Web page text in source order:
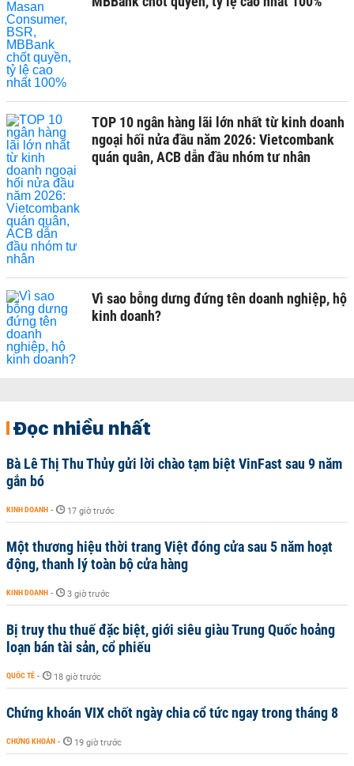
TOP 10 ngân hàng lãi lớn nhất từ kinh doanh
ngoại hối nửa đầu năm 2026: Vietcombank
quán quân, ACB dẫn đầu nhóm tư nhân
Vì sao bỗng dưng đứng tên doanh nghiệp, hộ
kinh doanh?
Đọc nhiều nhất
Bà Lê Thị Thu Thủy gửi lời chào tạm biệt VinFast sau 9 năm
gắn bó
KINH DOANH - 17 giờ trước
Một thương hiệu thời trang Việt đóng cửa sau 5 năm hoạt
động, thanh lý toàn bộ cửa hàng
KINH DOANH - 3 giờ trước
Bị truy thu thuế đặc biệt, giới siêu giàu Trung Quốc hoảng
loạn bán tài sản, cổ phiếu
QUỐC TẾ - 18 giờ trước
Chứng khoán VIX chốt ngày chia cổ tức ngay trong tháng 8
CHỨNG KHOÁN - 19 giờ trước